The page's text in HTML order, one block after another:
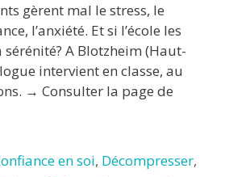
gèrent mal le stress, le
l’anxiété. Et si l’école les
A Blotzheim (Haut-
intervient en classe, au
→ Consulter la page de
en soi, Décompresser,